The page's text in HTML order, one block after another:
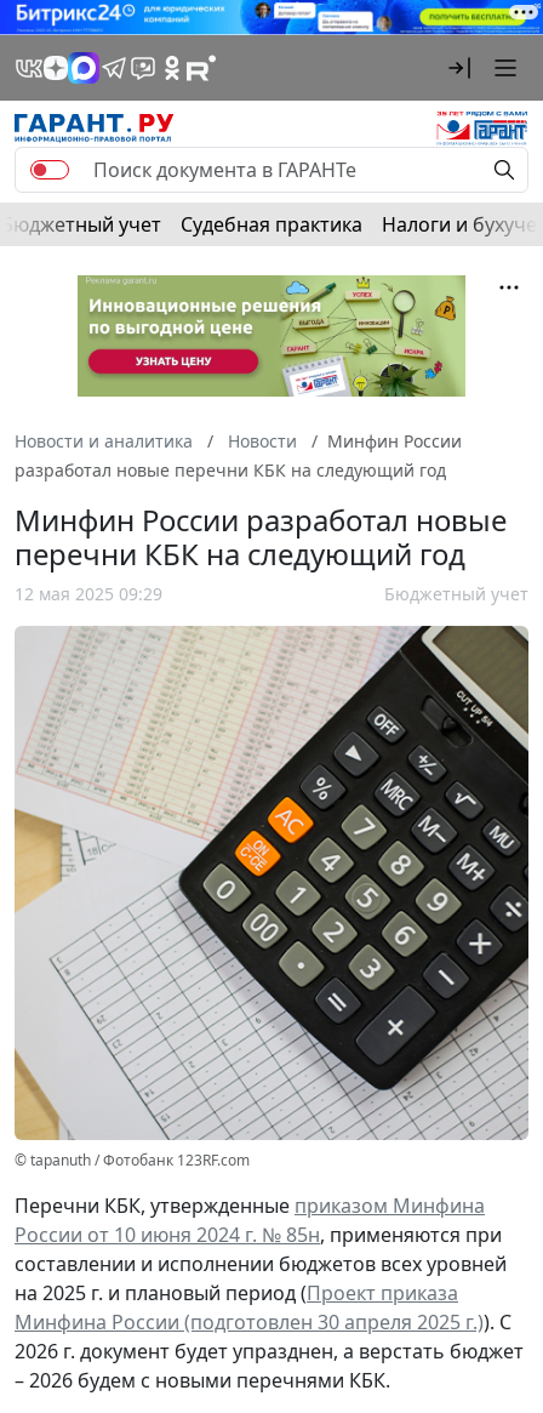
Бюджетный учет Судебная практика Налоги и
Новости и аналитика Новости
Минфин России
разработал новые перечни КБК на следующий год
Минфин России разработал новые
перечни КБК на следующий год
12 мая 2025 09:29 Бюджетный учет
© tapanuth / Фотобанк 123RF.com
Перечни КБК, утвержденные приказом Минфина
России от 10 июня 2024 г. № 85н, применяются при
составлении и исполнении бюджетов всех уровней
на 2025 г. и плановый период (Проект приказа
Минфина России (подготовлен 30 апреля 2025 г.)). С
2026 г. документ будет упразднен, а верстать бюджет
– 2026 будем с новыми перечнями КБК.